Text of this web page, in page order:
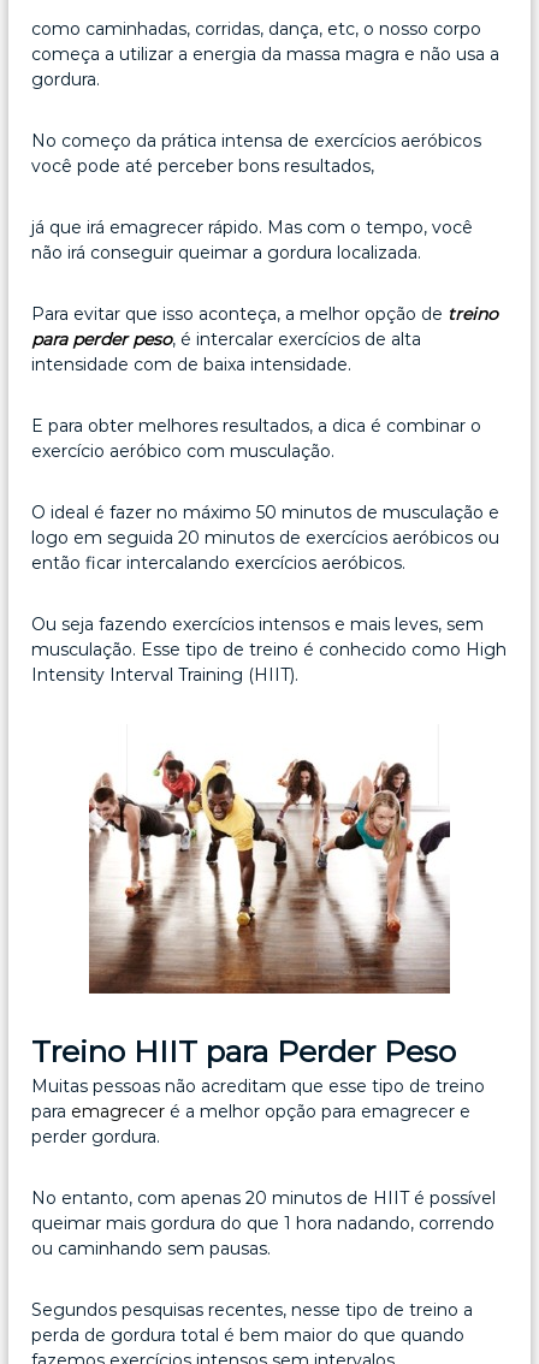
como caminhadas, corridas, dança, etc, o nosso corpo
começa a utilizar a energia da massa magra e não usa a
gordura.
No começo da prática intensa de exercícios aeróbicos
você pode até perceber bons resultados,
já que irá emagrecer rápido. Mas com o tempo, você
não irá conseguir queimar a gordura localizada.
Para evitar que isso aconteça, a melhor opção de treino
para perder peso, é intercalar exercícios de alta
intensidade com de baixa intensidade.
E para obter melhores resultados, a dica é combinar o
exercício aeróbico com musculação.
O ideal é fazer no máximo 50 minutos de musculação e
logo em seguida 20 minutos de exercícios aeróbicos ou
então ficar intercalando exercícios aeróbicos.
Ou seja fazendo exercícios intensos e mais leves, sem
musculação. Esse tipo de treino é conhecido como High
Intensity Interval Training (HIIT).
Treino HIIT para Perder Peso
Muitas pessoas não acreditam que esse tipo de treino
para emagrecer é a melhor opção para emagrecer e
perder gordura.
No entanto, com apenas 20 minutos de HIIT é possível
queimar mais gordura do que 1 hora nadando, correndo
ou caminhando sem pausas.
Segundos pesquisas recentes, nesse tipo de treino a
perda de gordura total é bem maior do que quando